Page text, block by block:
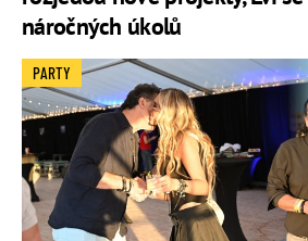
náročných úkolů
PARTY